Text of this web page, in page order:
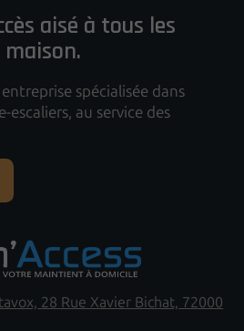
28 Rue Xavier Bichat, 72000
aisé à tous les
spécialisée dans
au service des